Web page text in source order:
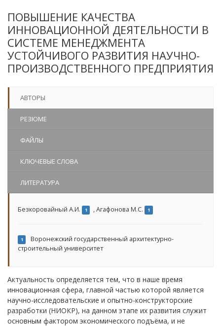
ПОВЫШЕНИЕ КАЧЕСТВА
ИННОВАЦИОННОЙ ДЕЯТЕЛЬНОСТИ В
СИСТЕМЕ МЕНЕДЖМЕНТА
УСТОЙЧИВОГО РАЗВИТИЯ НАУЧНО-
ПРОИЗВОДСТВЕННОГО ПРЕДПРИЯТИЯ
АВТОРЫ
РЕЗЮМЕ
ФАЙЛЫ
КЛЮЧЕВЫЕ СЛОВА
ЛИТЕРАТУРА
Безкоровайный А.И. 1 ,Агафонова М.С. 1
1
Воронежский государственный архитектурно-
строительный университет
Актуальность определяется тем, что в наше время
инновационная сфера, главной частью которой является
научно-исследовательские и опытно-конструкторские
разработки (НИОКР), на данном этапе их развития служит
основным фактором экономического подъёма, и не